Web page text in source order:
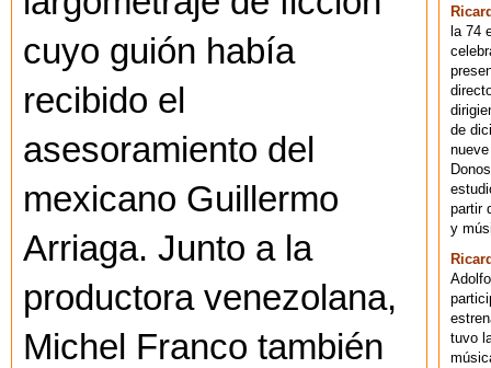
cuyo guión había
recibido el
asesoramiento del
mexicano Guillermo
Arriaga. Junto a la
productora venezolana,
Michel Franco también
la 74
de
partir
y
tuvo